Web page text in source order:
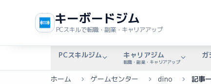
キーボードジム
PCスキルで転職・副業・キャリアアップ
PCスキルジム キャリアジム
転職・副業・キャリアアップ
ガ
ホーム ゲームセンター dino 記事